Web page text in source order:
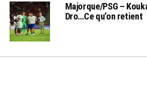
Majorque/PSG –
Dro…Ce qu’on retient